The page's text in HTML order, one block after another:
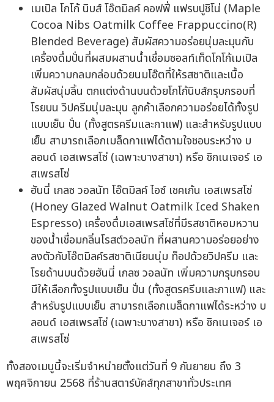
เมเปิล โกโก้ นิบส์ โอ๊ตมิลค์ คอฟฟี่ แฟรบปูชิโน่ (Maple
Cocoa Nibs Oatmilk Coffee Frappuccino(R)
Blended Beverage) สัมผัสความอร่อยนุ่มละมุนกับ
เครื่องดื่มปั่นที่ผสมผสานน้ำเชื่อมซอลท์เท็ดโกโก้เมเปิล
เพิ่มความกลมกล่อมด้วยนมโอ๊ตที่ให้รสชาติและเนื้อ
สัมผัสนุ่มลิ้น ตกแต่งด้านบนด้วยโกโก้นิบส์กรุบกรอบที่
โรยบน วิปครีมนุ่มละมุน ลูกค้าเลือกความอร่อยได้ทั้งรูป
แบบเย็น ปั่น (ทั้งสูตรครีมและกาแฟ) และสำหรับรูปแบบ
เย็น สามารถเลือกเมล็ดกาแฟได้ตามใจชอบระหว่าง บ
ลอนด์ เอสเพรสโซ่ (เฉพาะบางสาขา) หรือ ซิกเนเจอร์ เอ
สเพรสโซ่
ฮันนี่ เกลซ วอลนัท โอ๊ตมิลค์ ไอซ์ เชคเก้น เอสเพรสโซ่
(Honey Glazed Walnut Oatmilk Iced Shaken
Espresso) เครื่องดื่มเอสเพรสโซ่ที่มีรสชาติหอมหวาน
ของน้ำเชื่อมกลิ่นโรสต์วอลนัท ที่ผสานความอร่อยอย่าง
ลงตัวกับโอ๊ตมิลค์รสชาติเนียนนุ่ม ท็อปด้วยวิปครีม และ
โรยด้านบนด้วยฮันนี่ เกลซ วอลนัท เพิ่มความกรุบกรอบ
มีให้เลือกทั้งรูปแบบเย็น ปั่น (ทั้งสูตรครีมและกาแฟ) และ
สำหรับรูปแบบเย็น สามารถเลือกเมล็ดกาแฟได้ระหว่าง บ
ลอนด์ เอสเพรสโซ่ (เฉพาะบางสาขา) หรือ ซิกเนเจอร์ เอ
สเพรสโซ่
ทั้งสองเมนูนี้จะเริ่มจำหน่ายตั้งแต่วันที่ 9 กันยายน ถึง 3
พฤศจิกายน 2568 ที่ร้านสตาร์บัคส์ทุกสาขาทั่วประเทศ